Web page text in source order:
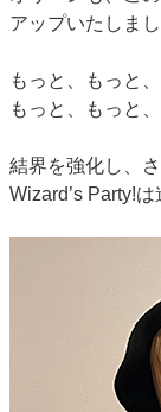
アップいたしま
もっと、もっと
もっと、もっと
結界を強化し、
Wizard’s Party!